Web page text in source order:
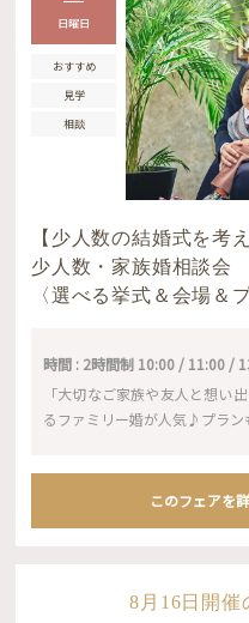
日曜日
おすすめ
見学
相談
【少人数の結婚式を考
少人数・家族婚相談会
〈選べる挙式＆会場＆
時間 : 2時間制 10:00 / 11:00 /
「大切なご家族や友人と想い
るファミリー婚が人気♪プラン
このフェアを
8月16日開催